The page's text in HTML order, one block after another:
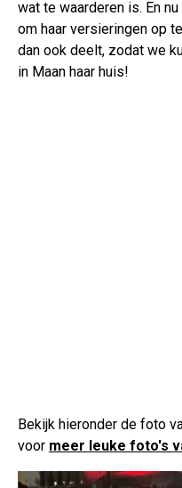
wat te waarderen is. En
om haar versieringen op
dan ook deelt, zodat we
in Maan haar huis!
Bekijk hieronder de foto
voor meer leuke foto's